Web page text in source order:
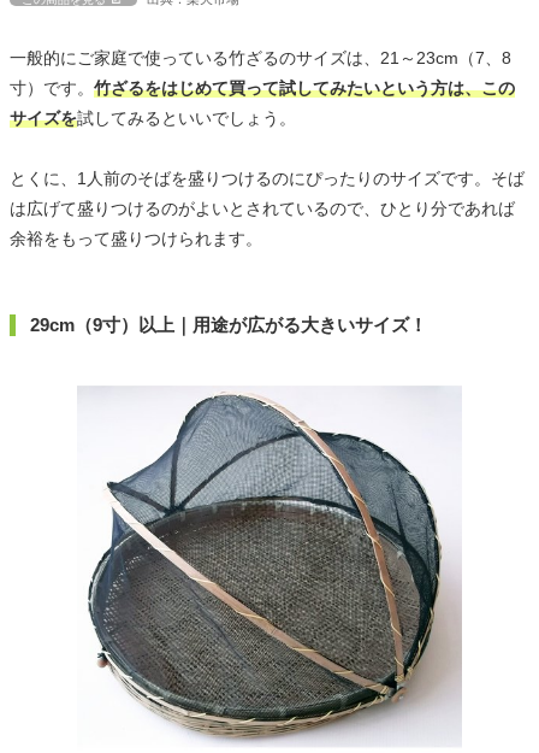
一般的にご家庭で使っている竹ざるのサイズは、21～23cm（7、8
寸）です。 竹ざるをはじめて買って試してみたいという方は、この
サイズを試してみるといいでしょう。
とくに、1人前のそばを盛りつけるのにぴったりのサイズです。そば
は広げて盛りつけるのがよいとされているので、ひとり分であれば
余裕をもって盛りつけられます。
29cm（9寸）以上｜用途が広がる大きいサイズ！